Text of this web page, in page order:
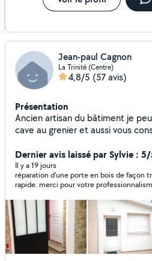
solides : rigueur, qualité de
Jean-paul Cagnon
La Trinité (Centre)
4,8/5 (57 avis)
Présentation
Ancien artisan du bâtiment je
cave au grenier et aussi vous
connaissances pour la pose de
électrique et la plomberie
Dernier avis laissé par Sylvie :
Il y a 19 jours
réparation d'une porte en bois de façon
rapide. merci pour votre